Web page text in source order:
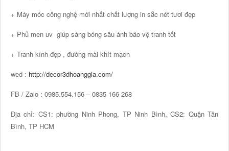
+ Máy móc công nghệ mới nhất chất lượng in sắc nét tươi đẹp
+ Phủ men uv giúp sáng bóng sâu ảnh bảo vệ tranh tốt
+ Tranh kính đẹp , đường mài khít mạch
wed : http://decor3dhoanggia.com/
FB / Zalo : 0985.554.156 – 0835 166 268
Địa chỉ: CS1: phường Ninh Phong, TP Ninh Bình, CS2: Quận Tân
Bình, TP HCM